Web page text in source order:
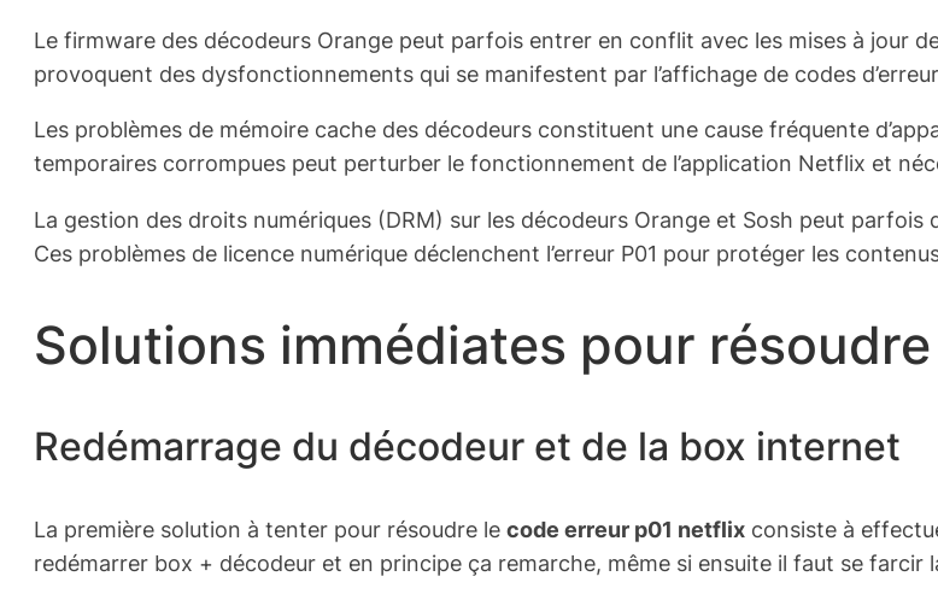
Le firmware des décodeurs Orange peut parfois entrer en conflit avec les mises à jour
provoquent des dysfonctionnements qui se manifestent par l’affichage de codes
Les problèmes de mémoire cache des décodeurs constituent une cause fréquente
temporaires corrompues peut perturber le fonctionnement de l’application Netflix et
La gestion des droits numériques (DRM) sur les décodeurs Orange et Sosh peut
Ces problèmes de licence numérique déclenchent l’erreur P01 pour protéger les
Solutions immédiates pour
Redémarrage du décodeur et de la box internet
La première solution à tenter pour résoudre le code erreur p01 netflix consiste à
redémarrer box + décodeur et en principe ça remarche, même si ensuite il faut se farcir